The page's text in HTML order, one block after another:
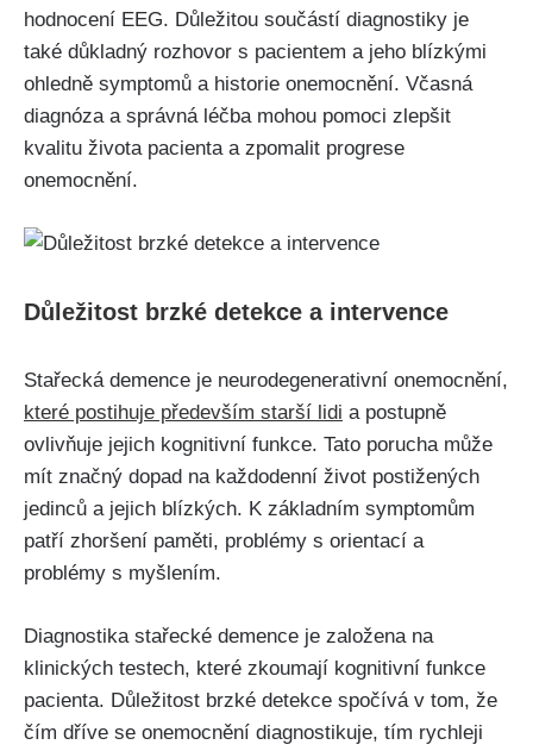
hodnocení EEG. Důležitou součástí diagnostiky je
také důkladný rozhovor s pacientem a jeho blízkými
ohledně symptomů a historie onemocnění. Včasná
diagnóza a správná léčba mohou pomoci zlepšit
kvalitu života pacienta a zpomalit progrese
onemocnění.
Důležitost brzké detekce a intervence
Stařecká demence je neurodegenerativní onemocnění,
které postihuje především starší lidi a postupně
ovlivňuje jejich kognitivní funkce. Tato porucha může
mít značný dopad na každodenní život postižených
jedinců a jejich blízkých. K základním symptomům
patří zhoršení paměti, problémy s orientací a
problémy s myšlením.
Diagnostika stařecké demence je založena na
klinických testech, které zkoumají kognitivní funkce
pacienta. Důležitost brzké detekce spočívá v tom, že
čím dříve se onemocnění diagnostikuje, tím rychleji